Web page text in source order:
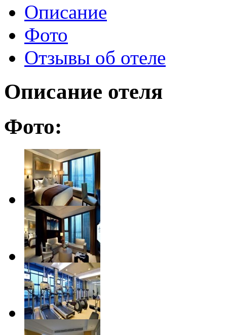
Описание
Фото
Отзывы об отеле
Описание отеля
Фото: